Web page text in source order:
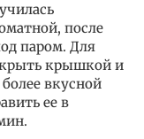
после
паром. Для
крышкой и
вкусной
ее в